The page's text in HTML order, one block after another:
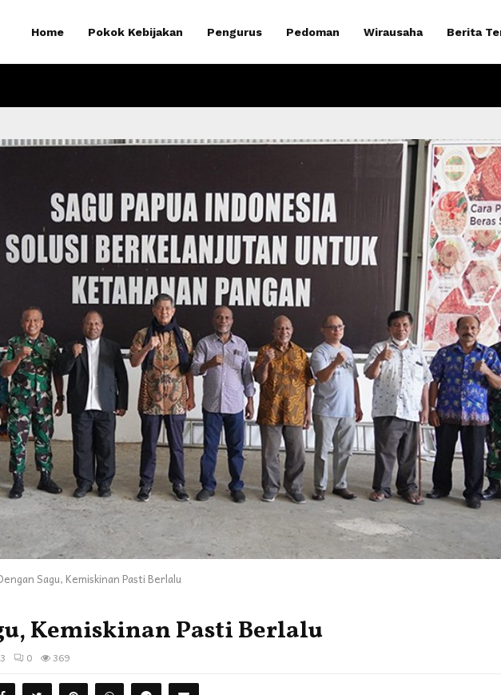
Home Pokok Kebijakan Pengurus Pedoman Wirausaha Berita
Sagu, Kemiskinan Pasti Berlalu
Kemiskinan Pasti Berlalu
0 369